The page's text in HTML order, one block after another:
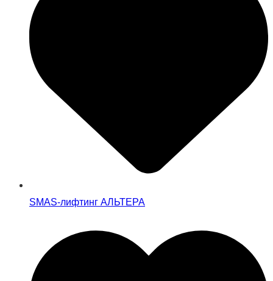
SMAS-лифтинг АЛЬТЕРА